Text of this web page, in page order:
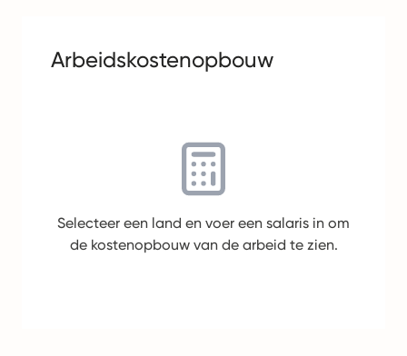
Arbeidskostenopbouw
Selecteer een land en voer een salaris in om
de kostenopbouw van de arbeid te zien.